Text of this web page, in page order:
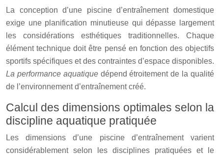
La conception d’une piscine d’entraînement domestique
exige une planification minutieuse qui dépasse largement
les considérations esthétiques traditionnelles. Chaque
élément technique doit être pensé en fonction des objectifs
sportifs spécifiques et des contraintes d’espace disponibles.
La performance aquatique dépend étroitement de la qualité
de l’environnement d’entraînement créé.
Calcul des dimensions optimales selon la
discipline aquatique pratiquée
Les dimensions d’une piscine d’entraînement varient
considérablement selon les disciplines pratiquées et le